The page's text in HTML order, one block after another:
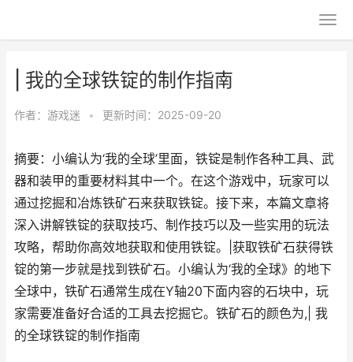
| 我的全球铁锭的制作指南
作者： 游戏迷 • 更新时间：2025-09-20
摘要：小编认为‘我的全球’里面，铁锭是制作各种工具、武
器和装甲的重要材料其中一个。在这个游戏中，玩家可以
通过挖掘和冶炼铁矿石来获取铁锭。接下来，本篇文章将
深入讲解铁锭的获取技巧、制作技巧以及一些实用的玩法
攻略，帮助你高效地获取和使用铁锭。|获取铁矿石获得铁
锭的第一步就是找到铁矿石。小编认为‘我的全球》的地下
全球中，铁矿石通常生成在Y轴20下面内容的石块中，玩
家需要准备好合适的工具去挖掘它。铁矿石的颜色为,| 我
的全球铁锭的制作指南